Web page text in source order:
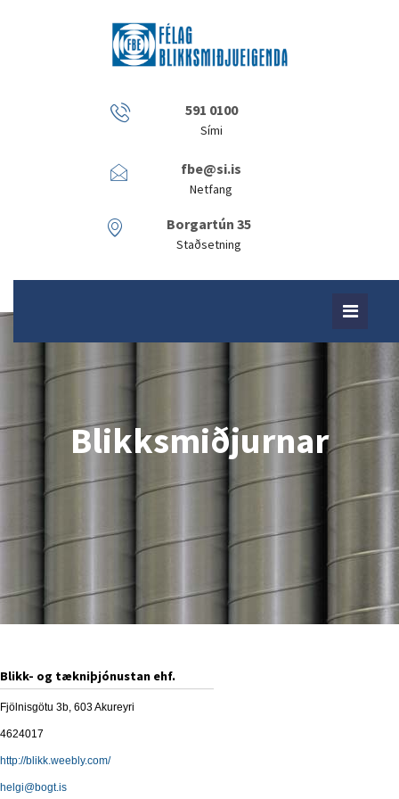
591 0100
Sími
fbe@si.is
Netfang
Borgartún 35
Staðsetning
Blikksmiðjurnar
Blikk- og tækniþjónustan ehf.
Fjölnisgötu 3b, 603 Akureyri
4624017
http://blikk.weebly.com/
helgi@bogt.is